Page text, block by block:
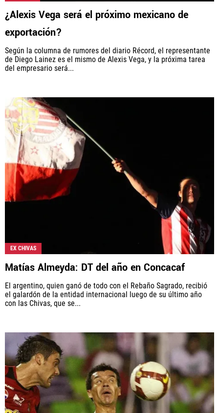
¿Alexis Vega será el próximo mexicano de
exportación?
Según la columna de rumores del diario Récord, el representante
de Diego Lainez es el mismo de Alexis Vega, y la próxima tarea
del empresario será...
EX CHIVAS
Matías Almeyda: DT del año en Concacaf
El argentino, quien ganó de todo con el Rebaño Sagrado, recibió
el galardón de la entidad internacional luego de su último año
con las Chivas, que se...